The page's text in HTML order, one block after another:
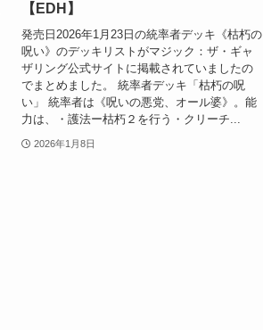
【EDH】
発売日2026年1月23日の統率者デッキ《枯朽の
呪い》のデッキリストがマジック：ザ・ギャ
ザリング公式サイトに掲載されていましたの
でまとめました。 統率者デッキ「枯朽の呪
い」 統率者は《呪いの悪党、オール婆》。能
力は、・護法ー枯朽２を行う・クリーチ...
2026年1月8日